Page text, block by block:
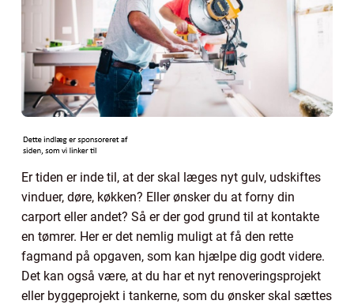
Er tiden er inde til, at der skal læges nyt gulv, udskiftes
vinduer, døre, køkken? Eller ønsker du at forny din
carport eller andet? Så er der god grund til at kontakte
en tømrer. Her er det nemlig muligt at få den rette
fagmand på opgaven, som kan hjælpe dig godt videre.
Det kan også være, at du har et nyt renoveringsprojekt
eller byggeprojekt i tankerne, som du ønsker skal sættes